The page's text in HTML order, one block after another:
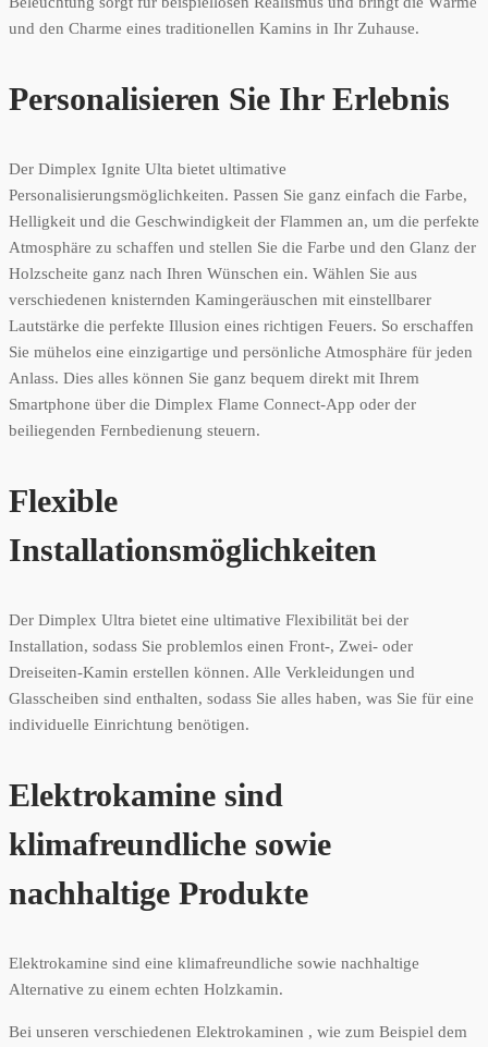
und den Charme eines traditionellen Kamins in Ihr Zuhause.
Personalisieren Sie Ihr Erlebnis
Der Dimplex Ignite Ulta bietet ultimative
Personalisierungsmöglichkeiten. Passen Sie ganz einfach die Farbe,
Helligkeit und die Geschwindigkeit der Flammen an, um die perfekte
Atmosphäre zu schaffen und stellen Sie die Farbe und den Glanz der
Holzscheite ganz nach Ihren Wünschen ein. Wählen Sie aus
verschiedenen knisternden Kamingeräuschen mit einstellbarer
Lautstärke die perfekte Illusion eines richtigen Feuers. So erschaffen
Sie mühelos eine einzigartige und persönliche Atmosphäre für jeden
Anlass. Dies alles können Sie ganz bequem direkt mit Ihrem
Smartphone über die Dimplex Flame Connect-App oder der
beiliegenden Fernbedienung steuern.
Flexible
Installationsmöglichkeiten
Der Dimplex Ultra bietet eine ultimative Flexibilität bei der
Installation, sodass Sie problemlos einen Front-, Zwei- oder
Dreiseiten-Kamin erstellen können. Alle Verkleidungen und
Glasscheiben sind enthalten, sodass Sie alles haben, was Sie für eine
individuelle Einrichtung benötigen.
Elektrokamine sind
klimafreundliche sowie
nachhaltige Produkte
Elektrokamine sind eine klimafreundliche sowie nachhaltige
Alternative zu einem echten Holzkamin.
Bei unseren verschiedenen Elektrokaminen , wie zum Beispiel dem